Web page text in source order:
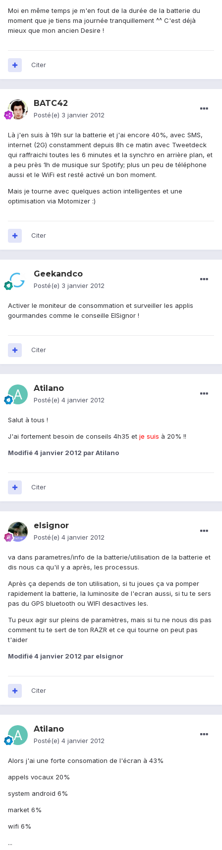
Moi en même temps je m'en fout de la durée de la batterie du
moment que je tiens ma journée tranquillement ^^ C'est déjà
mieux que mon ancien Desire !
Citer
BATC42
Posté(e) 3 janvier 2012
Là j'en suis à 19h sur la batterie et j'ai encore 40%, avec SMS,
internet (2G) constamment depuis 8h ce matin avec Tweetdeck
qui raffraichi toutes les 6 minutes et la synchro en arrière plan, et
a peu près 1h de musique sur Spotify; plus un peu de téléphone
aussi et le WiFi est resté activé un bon moment.
Mais je tourne avec quelques action intelligentes et une
optimisation via Motomizer :)
Citer
Geekandco
Posté(e) 3 janvier 2012
Activer le moniteur de consommation et surveiller les applis
gourmandes comme le conseille ElSignor !
Citer
Atilano
Posté(e) 4 janvier 2012
Salut à tous !
J'ai fortement besoin de conseils 4h35 et je suis à 20% !!
Modifié4 janvier 2012 par Atilano
Citer
elsignor
Posté(e) 4 janvier 2012
va dans parametres/info de la batterie/utilisation de la batterie et
dis nous ca qu'il y a après, les processus.
Après ça depends de ton utilisation, si tu joues ça va pomper
rapidement la batterie, la luminosite de l'ecran aussi, si tu te sers
pas du GPS bluetooth ou WIFI desactives les.
Tu peux agir sur pleins de paramètres, mais si tu ne nous dis pas
comment tu te sert de ton RAZR et ce qui tourne on peut pas
t'aider
Modifié4 janvier 2012 par elsignor
Citer
Atilano
Posté(e) 4 janvier 2012
Alors j'ai une forte consomation de l'écran à 43%
appels vocaux 20%
system android 6%
market 6%
wifi 6%
...